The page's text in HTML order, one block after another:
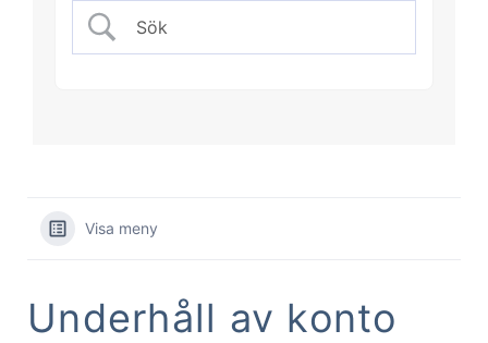
Visa meny
Underhåll av konto